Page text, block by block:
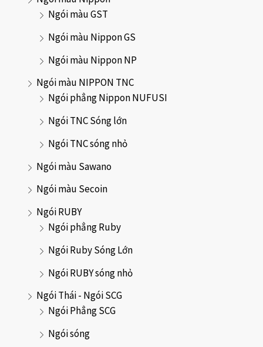
Ngói màu GST
Ngói màu Nippon GS
Ngói màu Nippon NP
Ngói màu NIPPON TNC
Ngói phẳng Nippon NUFUSI
Ngói TNC Sóng lớn
Ngói TNC sóng nhỏ
Ngói màu Sawano
Ngói màu Secoin
Ngói RUBY
Ngói phẳng Ruby
Ngói Ruby Sóng Lớn
Ngói RUBY sóng nhỏ
Ngói Thái - Ngói SCG
Ngói Phẳng SCG
Ngói sóng